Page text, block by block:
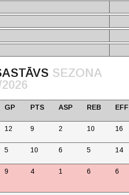
SEZONA
GP PTS ASP REB EFF
12 9 2 10 16
5 10 6 5 14
9 4 1 6 6